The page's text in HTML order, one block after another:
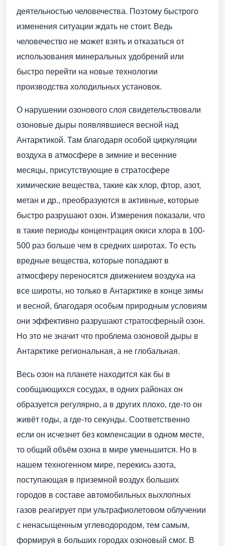
деятельностью человечества. Поэтому быстрого
изменения ситуации ждать не стоит. Ведь
человечество не может взять и отказаться от
использования минеральных удобрений или
быстро перейти на новые технологии
производства холодильных установок.
О нарушении озонового слоя свидетельствовали
озоновые дыры появлявшиеся весной над
Антарктикой. Там благодаря особой циркуляции
воздуха в атмосфере в зимние и весенние
месяцы, присутствующие в стратосфере
химические вещества, такие как хлор, фтор, азот,
метан и др., преобразуются в активные, которые
быстро разрушают озон. Измерения показали, что
в такие периоды концентрация окиси хлора в 100-
500 раз больше чем в средних широтах. То есть
вредные вещества, которые попадают в
атмосферу переносятся движением воздуха на
все широты, но только в Антарктике в конце зимы
и весной, благодаря особым природным условиям
они эффективно разрушают стратосферный озон.
Но это не значит что проблема озоновой дыры в
Антарктике региональная, а не глобальная.
Весь озон на планете находится как бы в
сообщающихся сосудах, в одних районах он
образуется регулярно, а в других плохо, где-то он
живёт годы, а где-то секунды. Соответственно
если он исчезнет без компенсации в одном месте,
то общий объём озона в мире уменьшится. Но в
нашем техногенном мире, перекись азота,
поступающая в приземной воздух больших
городов в составе автомобильных выхлопных
газов реагирует при ультрафиолетовом облучении
с ненасыщенным углеводородом, тем самым,
формируя в больших городах озоновый смог. В